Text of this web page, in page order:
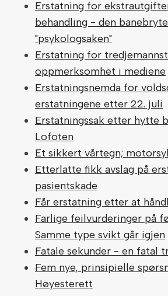
Erstatning for
behandling - den
"psykologsaken"
Erstatning for
oppmerksomhet i mediene
Erstatningsnemda for
erstatningene etter 22. juli
Erstatningssak etter hytte
Lofoten
Et sikkert vårtegn;
Etterlatte fikk avslag på
pasientskade
Får erstatning etter at
Farlige feilvurderinger på
Samme type svikt går igjen
Fatale sekunder - en fatal
Fem nye, prinsipielle
Høyesterett